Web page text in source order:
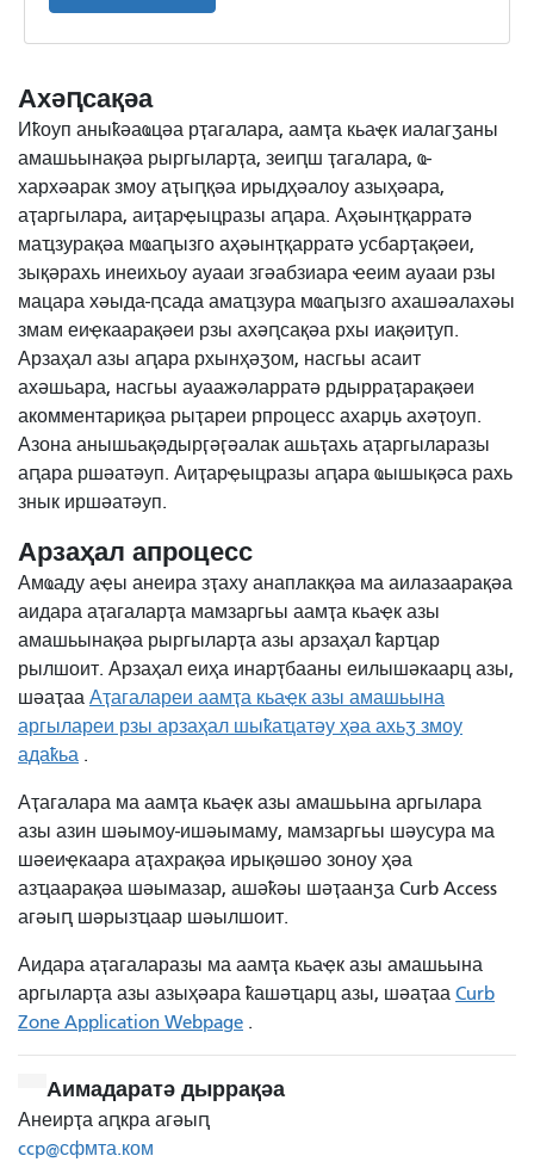
Ахәԥсақәа
Иҟоуп аныҟәаҩцәа рҭагалара, аамҭа кьаҿк иалагӡаны
амашьынақәа рыргыларҭа, зеиԥш ҭагалара, ҩ-
хархәарак змоу аҭыԥқәа ирыдҳәалоу азыҳәара,
аҭаргылара, аиҭарҿыцразы аԥара. Аҳәынҭқарратә
маҵзурақәа мҩаԥызго аҳәынҭқарратә усбарҭақәеи,
зықәрахь инеихьоу ауааи згәабзиара ҽеим ауааи рзы
мацара хәыда-ԥсада амаҵзура мҩаԥызго ахашәалахәы
змам еиҿкаарақәеи рзы ахәԥсақәа рхы иақәиҭуп.
Арзаҳал азы аԥара рхынҳәӡом, насгьы асаит
ахәшьара, насгьы ауаажәларратә рдырраҭарақәеи
акомментариқәа рыҭареи рпроцесс ахарџь ахәҭоуп.
Азона анышьақәдырӷәӷәалак ашьҭахь аҭаргыларазы
аԥара ршәатәуп. Аиҭарҿыцразы аԥара ҩышықәса рахь
знык иршәатәуп.
Арзаҳал апроцесс
Амҩаду аҿы анеира зҭаху анаплакқәа ма аилазаарақәа
аидара аҭагаларҭа мамзаргьы аамҭа кьаҿк азы
амашьынақәа рыргыларҭа азы арзаҳал ҟарҵар
рылшоит. Арзаҳал еиҳа инарҭбааны еилышәкаарц азы,
шәаҭаа Аҭагалареи аамҭа кьаҿк азы амашьына
аргылареи рзы арзаҳал шыҟаҵатәу ҳәа ахьӡ змоу
адаҟьа .
Аҭагалара ма аамҭа кьаҿк азы амашьына аргылара
азы азин шәымоу-ишәымаму, мамзаргьы шәусура ма
шәеиҿкаара аҭахрақәа ирықәшәо ​​зоноу ҳәа
азҵаарақәа шәымазар, ашәҟәы шәҭаанӡа Curb Access
агәыԥ шәрызҵаар шәылшоит.
Аидара аҭагаларазы ма аамҭа кьаҿк азы амашьына
аргыларҭа азы азыҳәара ҟашәҵарц азы, шәаҭаа Curb
Zone Application Webpage .
Аимадаратә дыррақәа
Анеирҭа аԥкра агәыԥ
ccp@сфмта.ком